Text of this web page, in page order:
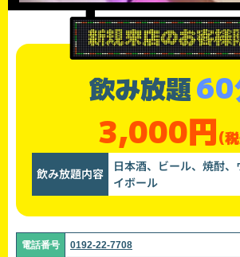
飲み放題
3,000円(
飲み放題内容
日本酒、ビール、焼酎
イボール
電話番号 0192-22-7708